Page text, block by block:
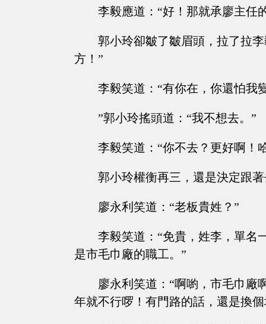
李毅應道：“好！那就承廖主任
郭小玲卻皺了皺眉頭，拉了拉
方！”
李毅笑道：“有你在，你還怕我
”郭小玲搖頭道：“我不想去。”
李毅笑道：“你不去？更好啊！
郭小玲權衡再三，還是決定跟
廖永利笑道：“老板貴姓？”
李毅笑道：“免貴，姓李，單名
是市毛巾廠的職工。”
廖永利笑道：“啊喲，市毛巾廠
年就不行啰！有門路的話，還是換